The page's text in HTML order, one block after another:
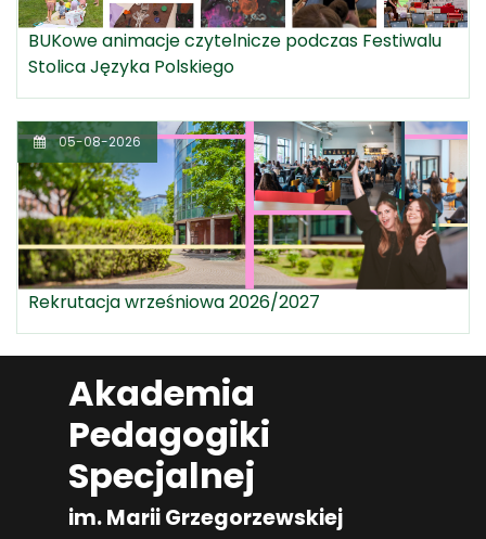
BUKowe animacje czytelnicze podczas Festiwalu
Stolica Języka Polskiego
05-08-2026
Rekrutacja wrześniowa 2026/2027
Akademia
Pedagogiki
Specjalnej
im. Marii Grzegorzewskiej